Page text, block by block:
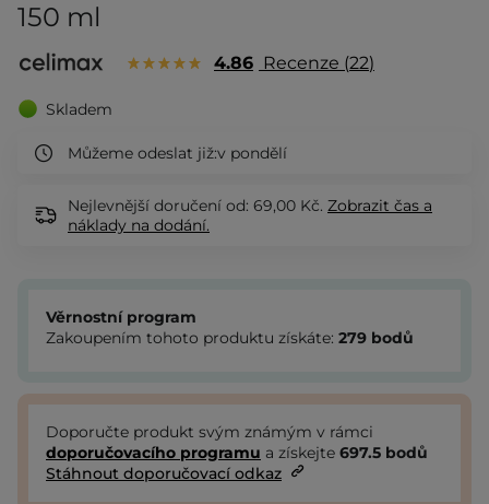
150 ml
4.86 Recenze 22
Skladem
Můžeme odeslat již:v pondělí
Nejlevnější doručení od: 69,00 Kč. Zobrazit čas a
náklady na dodání.
Věrnostní program
Zakoupením tohoto produktu získáte: 279 bodů
Doporučte produkt svým známým v rámci
doporučovacího programu a získejte 697.5 bodů
Stáhnout doporučovací odkaz